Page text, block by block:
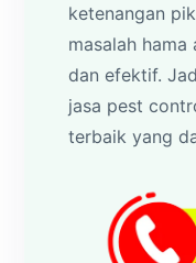
ketenangan
masalah
dan efektif.
jasa pest
terbaik yang